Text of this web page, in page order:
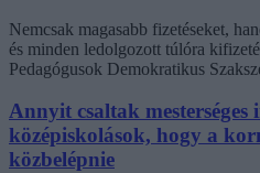
Nemcsak magasabb fizetéseket,
és minden ledolgozott túlóra
Pedagógusok Demokratikus
Annyit csaltak
középiskolások, hogy a
közbelépnie